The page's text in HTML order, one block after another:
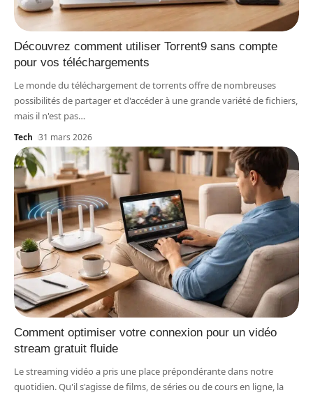
Découvrez comment utiliser Torrent9 sans compte
pour vos téléchargements
Le monde du téléchargement de torrents offre de nombreuses
possibilités de partager et d'accéder à une grande variété de fichiers,
mais il n'est pas…
Tech 31 mars 2026
Comment optimiser votre connexion pour un vidéo
stream gratuit fluide
Le streaming vidéo a pris une place prépondérante dans notre
quotidien. Qu'il s'agisse de films, de séries ou de cours en ligne, la